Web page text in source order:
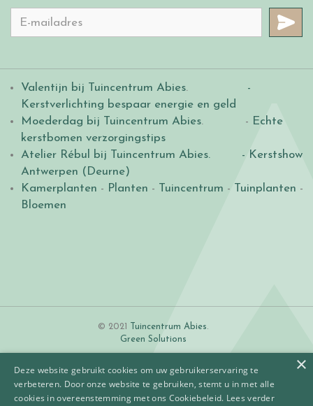
Valentijn bij Tuincentrum Abies.
-
Kerstverlichting bespaar energie en geld
Moederdag bij Tuincentrum Abies. - Echte
kerstbomen verzorgingstips
Atelier Rébul bij Tuincentrum Abies.
- Kerstshow
Antwerpen (Deurne)
Kamerplanten - Planten - Tuincentrum - Tuinplanten -
Bloemen
© 2021 Tuincentrum Abies.
Green Solutions
×
Deze website gebruikt cookies om uw gebruikerservaring te
verbeteren. Door onze website te gebruiken, stemt u in met alle
cookies in overeenstemming met ons Cookiebeleid. Lees verder